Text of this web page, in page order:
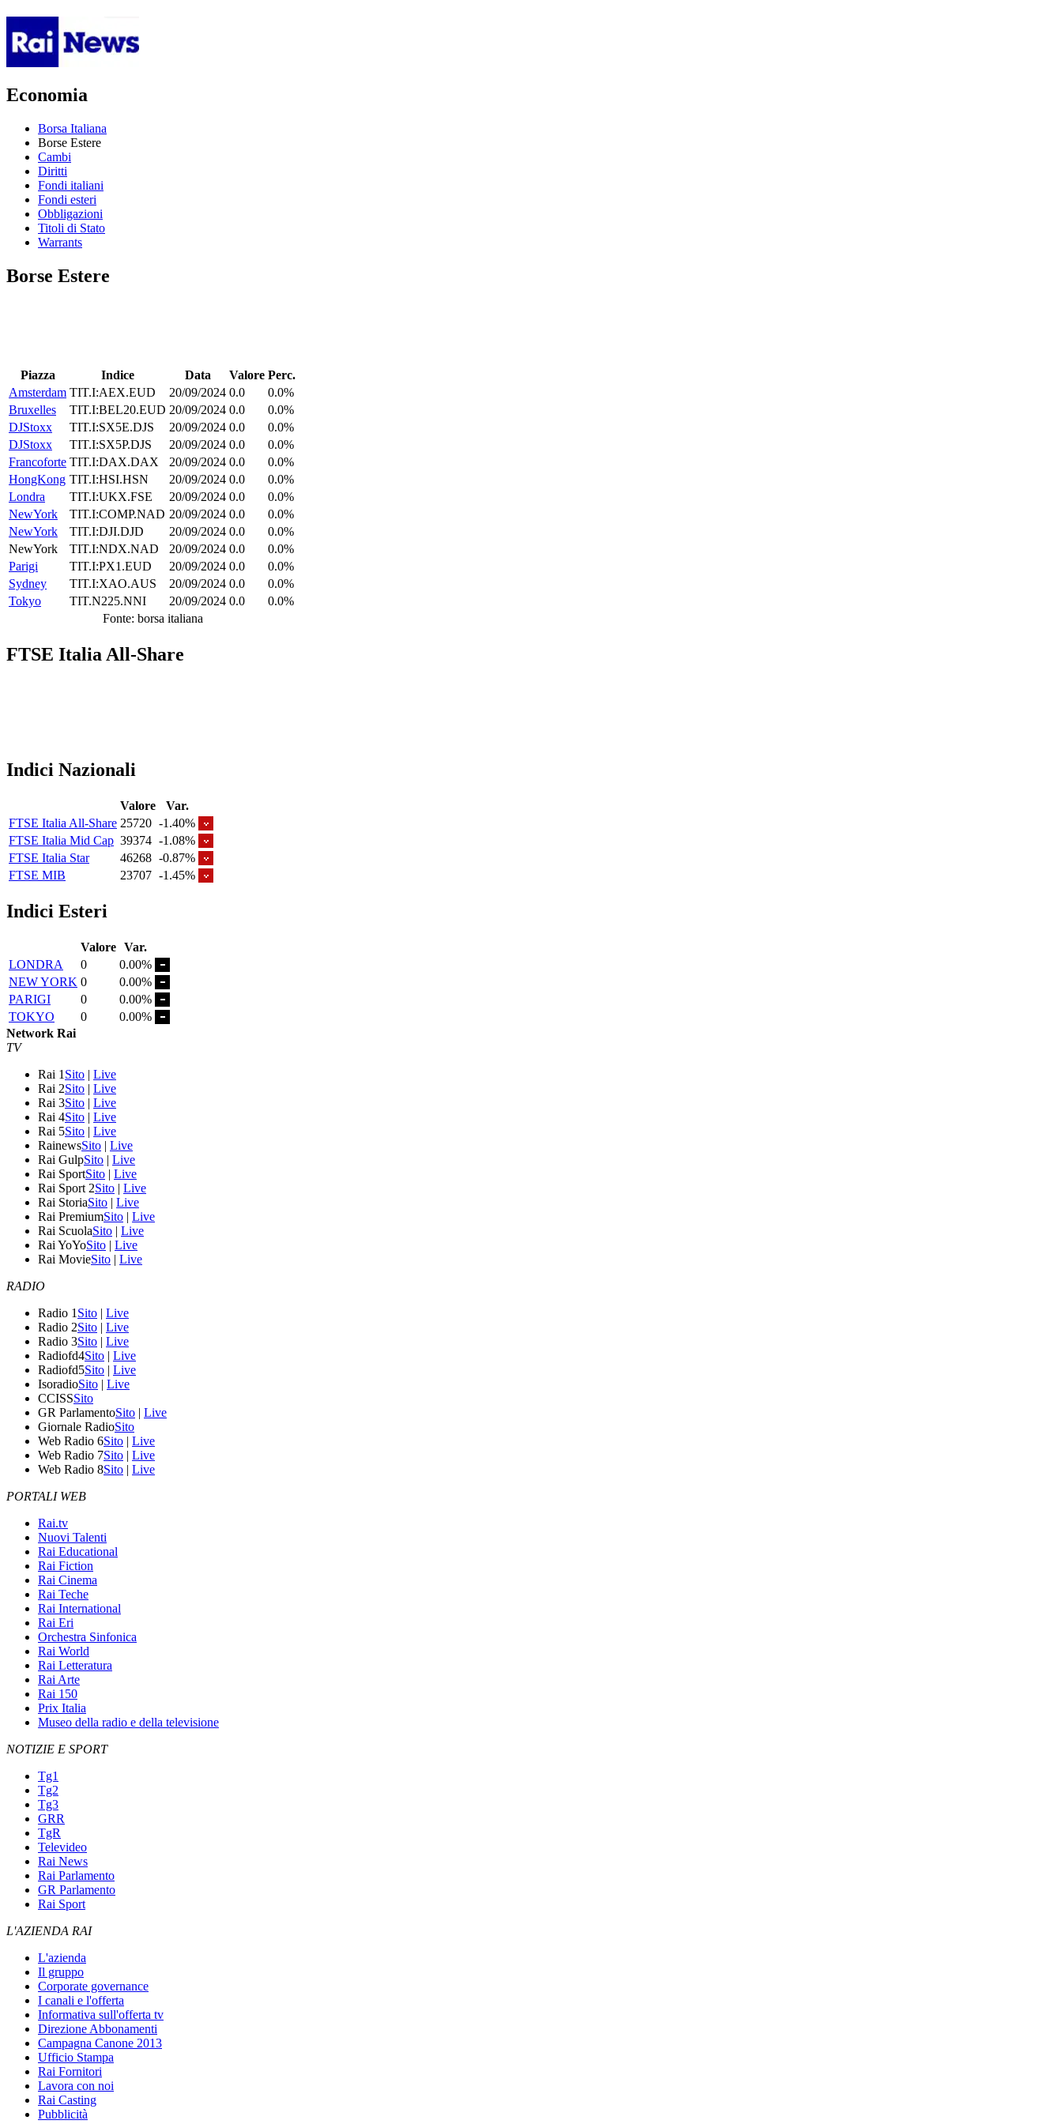
Economia
Borsa Italiana
Borse Estere
Cambi
Diritti
Fondi italiani
Fondi esteri
Obbligazioni
Titoli di Stato
Warrants
Borse Estere
Piazza Indice Data Valore Perc.
Amsterdam TIT.I:AEX.EUD 20/09/2024 0.0
0.0%
Bruxelles
TIT.I:BEL20.EUD 20/09/2024 0.0
0.0%
DJStoxx
TIT.I:SX5E.DJS 20/09/2024 0.0
0.0%
DJStoxx
TIT.I:SX5P.DJS 20/09/2024 0.0
0.0%
Francoforte TIT.I:DAX.DAX 20/09/2024 0.0
0.0%
HongKong TIT.I:HSI.HSN 20/09/2024 0.0
0.0%
Londra
TIT.I:UKX.FSE 20/09/2024 0.0
0.0%
NewYork
TIT.I:COMP.NAD 20/09/2024 0.0
0.0%
NewYork
TIT.I:DJI.DJD 20/09/2024 0.0
0.0%
NewYork
TIT.I:NDX.NAD 20/09/2024 0.0
0.0%
Parigi
TIT.I:PX1.EUD 20/09/2024 0.0
0.0%
Sydney
TIT.I:XAO.AUS 20/09/2024 0.0
0.0%
Tokyo
TIT.N225.NNI 20/09/2024 0.0
0.0%
Fonte: borsa italiana
FTSE Italia All-Share
Indici Nazionali
Valore
Var.
FTSE Italia All-Share 25720 -1.40%
FTSE Italia Mid Cap 39374 -1.08%
FTSE Italia Star
46268 -0.87%
FTSE MIB
23707 -1.45%
Indici Esteri
Valore Var.
LONDRA
0
0.00%
NEW YORK 0
0.00%
PARIGI
0
0.00%
TOKYO
0
0.00%
Network Rai
TV
Rai 1 Sito | Live
Rai 2Sito | Live
Rai 3Sito | Live
Rai 4Sito | Live
Rai 5Sito | Live
RainewsSito | Live
Rai GulpSito | Live
Rai SportSito | Live
Rai Sport 2Sito | Live
Rai StoriaSito | Live
Rai PremiumSito | Live
Rai ScuolaSito | Live
Rai YoYoSito | Live
Rai MovieSito | Live
RADIO
Radio 1 Sito | Live
Radio 2Sito | Live
Radio 3Sito | Live
Radiofd4Sito | Live
Radiofd5Sito | Live
IsoradioSito | Live
CCISSSito
GR ParlamentoSito | Live
Giornale RadioSito
Web Radio 6Sito | Live
Web Radio 7Sito | Live
Web Radio 8Sito | Live
PORTALI WEB
Rai.tv
Nuovi Talenti
Rai Educational
Rai Fiction
Rai Cinema
Rai Teche
Rai International
Rai Eri
Orchestra Sinfonica
Rai World
Rai Letteratura
Rai Arte
Rai 150
Prix Italia
Museo della radio e della televisione
NOTIZIE E SPORT
Tg1
Tg2
Tg3
GRR
TgR
Televideo
Rai News
Rai Parlamento
GR Parlamento
Rai Sport
L'AZIENDA RAI
L'azienda
Il gruppo
Corporate governance
I canali e l'offerta
Informativa sull'offerta tv
Direzione Abbonamenti
Campagna Canone 2013
Ufficio Stampa
Rai Fornitori
Lavora con noi
Rai Casting
Pubblicità